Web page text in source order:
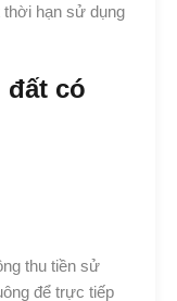
thời hạn sử dụng
đất có
thu tiền sử
để trực tiếp